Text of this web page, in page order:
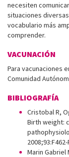
necesiten
situaciones
vocabulario más
comprender.
VACUNACIÓN
Para vacunaciones
Comunidad
BIBLIOGRAFÍA
Cristobal R,
Birth weight:
2008;93:F462-
Marin Gabriel